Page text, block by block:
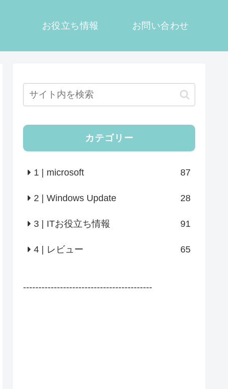
お役立ち情報 お問い合わせ
カテゴリー
1 | microsoft 87
2 | Windows Update 28
3 | ITお役立ち情報 91
4 | レビュー 65
------------------------------------------